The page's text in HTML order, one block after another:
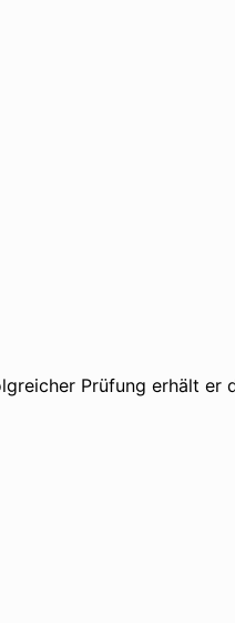
Prüfung erhält er